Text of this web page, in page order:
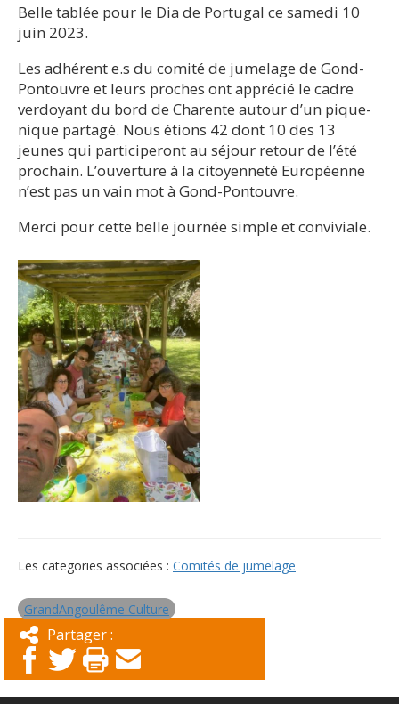
Belle tablée pour le Dia de Portugal ce samedi 10
juin 2023.
Les adhérent e.s du comité de jumelage de Gond-
Pontouvre et leurs proches ont apprécié le cadre
verdoyant du bord de Charente autour d’un pique-
nique partagé. Nous étions 42 dont 10 des 13
jeunes qui participeront au séjour retour de l’été
prochain. L’ouverture à la citoyenneté Européenne
n’est pas un vain mot à Gond-Pontouvre.
Merci pour cette belle journée simple et conviviale.
Les categories associées : Comités de jumelage
GrandAngoulême Culture
Partager :